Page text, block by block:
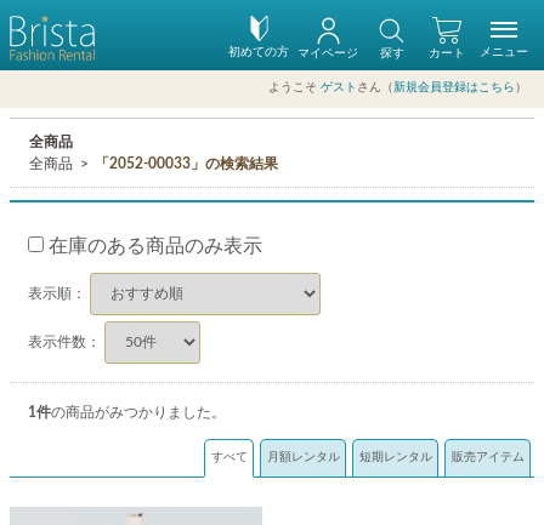
初めての方 カート
マイページ 探す
ようこそ ゲスト さん（新規会員登録はこちら ）
メニュー
全商品
全商品
「2052-00033」の検索結果
在庫のある商品のみ表示
表示順：
表示件数：
1件の商品がみつかりました。
すべて 月額レンタル 短期レンタル 販売アイテム